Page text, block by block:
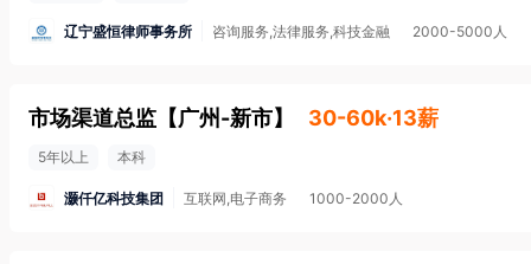
辽宁盛恒律师事务所 咨询服务,法律服务,科技金融 2000-5000人
市场渠道总监 【广州-新市】 30-60k·13薪
5年以上 本科
灏仟亿科技集团 互联网,电子商务 1000-2000人